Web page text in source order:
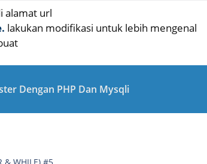
alamat url
lakukan modifikasi untuk lebih mengenal
Dengan PHP Dan Mysqli